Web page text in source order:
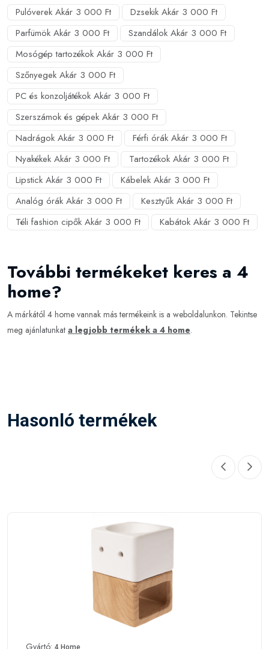
Pulóverek Akár 3 000 Ft
Dzsekik Akár 3 000 Ft
Parfümök Akár 3 000 Ft
Szandálok Akár 3 000 Ft
Mosógép tartozékok Akár 3 000 Ft
Szőnyegek Akár 3 000 Ft
PC és konzoljátékok Akár 3 000 Ft
Szerszámok és gépek Akár 3 000 Ft
Nadrágok Akár 3 000 Ft
Férfi órák Akár 3 000 Ft
Nyakékek Akár 3 000 Ft
Tartozékok Akár 3 000 Ft
Lipstick Akár 3 000 Ft
Kábelek Akár 3 000 Ft
Analóg órák Akár 3 000 Ft
Kesztyűk Akár 3 000 Ft
Téli fashion cipők Akár 3 000 Ft
Kabátok Akár 3 000 Ft
További termékeket keres a 4
home?
A márkától 4 home vannak más termékeink is a weboldalunkon. Tekintse
meg ajánlatunkat a legjobb termékek a 4 home.
Hasonló termékek
Gyártó: 4 Home